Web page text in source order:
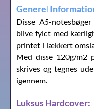
Generel
Disse A5-
blive fyldt med
printet i lækkert
Med disse 120g/m2
skrives og tegnes
igennem.
Luksus Hardcover: